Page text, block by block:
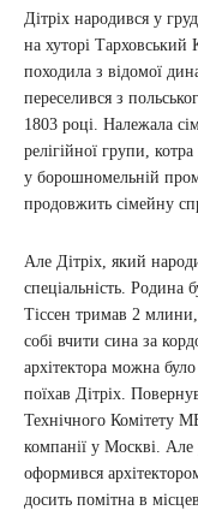
Дітріх народився у
на хуторі Тарховський
походила з відомої
переселився з
1803 році. Належала
релігійної групи,
у борошномельній
продовжить сімейну
Але Дітріх, який
спеціальність. Родина
Тіссен тримав 2
собі вчити сина за
архітектора можна
поїхав Дітріх.
Технічного Комітету
компанії у Москві. Але
оформився
досить помітна в